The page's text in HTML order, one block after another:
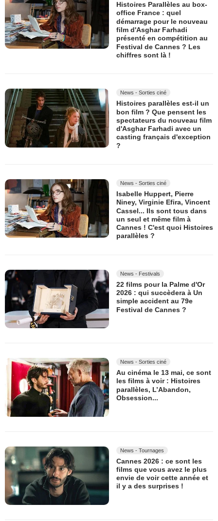
Histoires Parallèles au box-
office France : quel
démarrage pour le nouveau
film d'Asghar Farhadi
présenté en compétition au
Festival de Cannes ? Les
chiffres sont là !
News - Sorties ciné
Histoires parallèles est-il un
bon film ? Que pensent les
spectateurs du nouveau film
d'Asghar Farhadi avec un
casting français d'exception
?
News - Sorties ciné
Isabelle Huppert, Pierre
Niney, Virginie Efira, Vincent
Cassel... Ils sont tous dans
un seul et même film à
Cannes ! C'est quoi Histoires
parallèles ?
News - Festivals
22 films pour la Palme d'Or
2026 : qui succèdera à Un
simple accident au 79e
Festival de Cannes ?
News - Sorties ciné
Au cinéma le 13 mai, ce sont
les films à voir : Histoires
parallèles, L’Abandon,
Obsession...
News - Tournages
Cannes 2026 : ce sont les
films que vous avez le plus
envie de voir cette année et
il y a des surprises !